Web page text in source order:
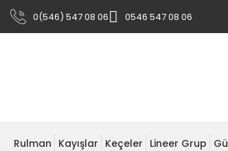
0(546) 547 08 06 0546 547 08 06
Rulman Kayışlar Keçeler Lineer Grup